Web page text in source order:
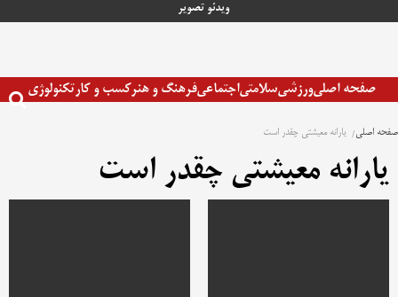
ویدئو تصویر
صفحه اصلیورزشیسلامتیاجتماعیفرهنگ و هنرکسب و کارتکنولوژی
صفحه اصلی یارانه معیشتی چقدر است
یارانه معیشتی چقدر است